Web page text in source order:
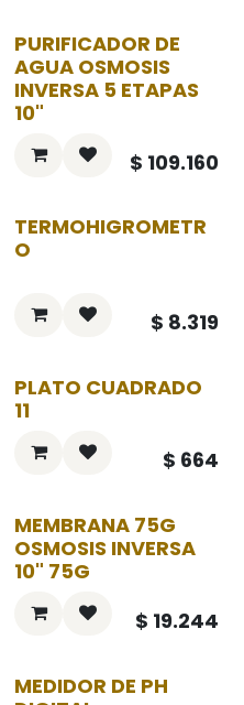
PURIFICADOR DE
AGUA OSMOSIS
INVERSA 5 ETAPAS
10"
$ 109.160
TERMOHIGROMETR
O
$ 8.319
PLATO CUADRADO
11
$ 664
MEMBRANA 75G
OSMOSIS INVERSA
10" 75G
$ 19.244
MEDIDOR DE PH